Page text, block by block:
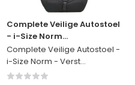
Complete Veilige Autostoel
- i-Size Norm...
Complete Veilige Autostoel -
i-Size Norm - Verst...